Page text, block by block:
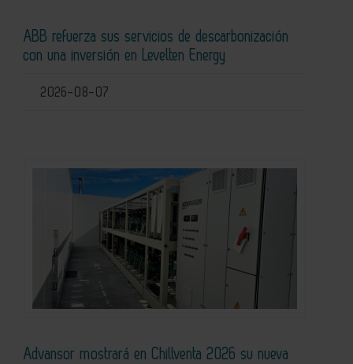
ABB refuerza sus servicios de descarbonización
con una inversión en Levelten Energy
2026-08-07
Advansor mostrará en Chillventa 2026 su nueva